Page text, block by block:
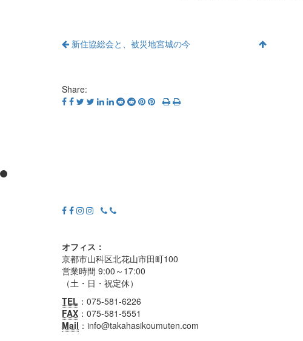
新住協総会と、被災地宮城の今
Share:
オフィス：
京都市山科区北花山市田町100
営業時間 9:00～17:00
（土・日・祝定休）
TEL ：075-581-6226
FAX ：075-581-5551
Mail ：info@takahasikoumuten.com